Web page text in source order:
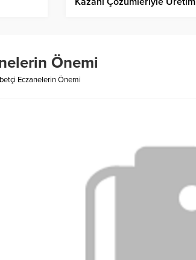
Önemi
Eczanelerin Önemi